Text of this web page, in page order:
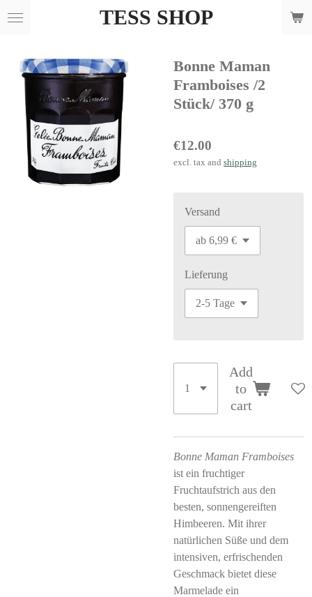
Skip
content
TESS SHOP
Bonne Maman
Framboises /2
Stück/ 370 g
€12.00
excl. tax and shipping
Versand
Lieferung
Add
to
cart
Bonne Maman Framboises
ist ein fruchtiger
Fruchtaufstrich aus den
besten, sonnengereiften
Himbeeren. Mit ihrer
natürlichen Süße und dem
intensiven, erfrischenden
Geschmack bietet diese
Marmelade ein